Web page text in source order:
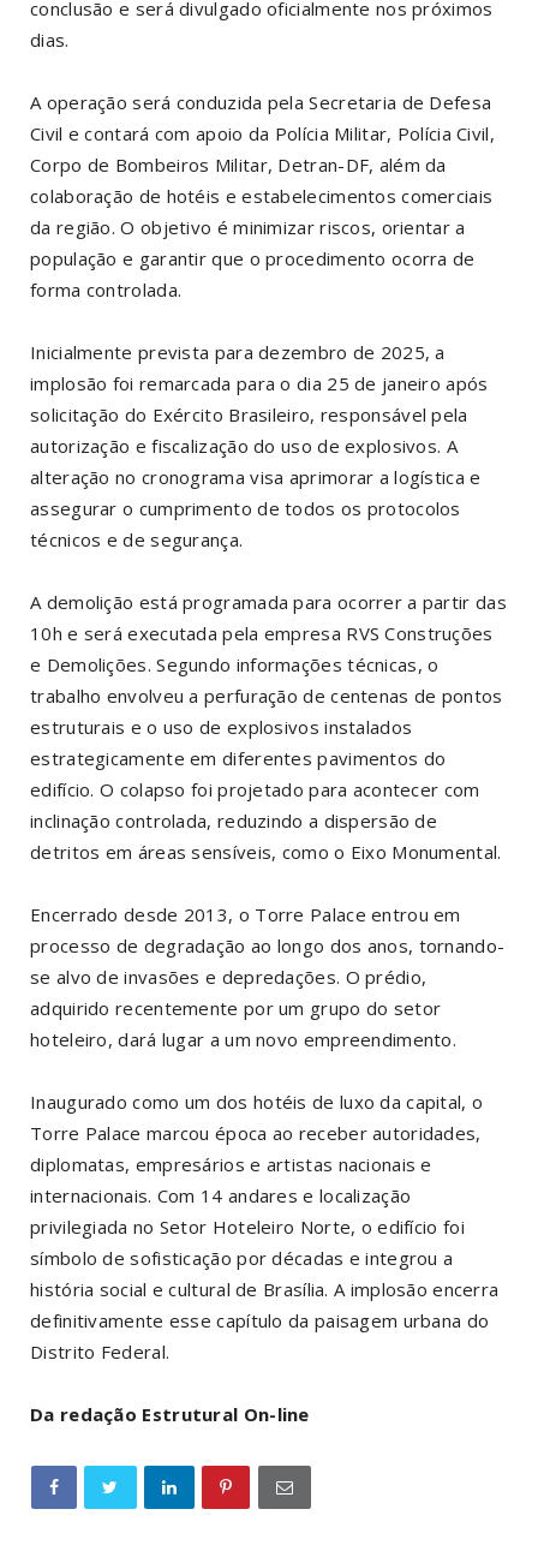
conclusão e será divulgado oficialmente nos próximos
dias.
A operação será conduzida pela Secretaria de Defesa
Civil e contará com apoio da Polícia Militar, Polícia Civil,
Corpo de Bombeiros Militar, Detran-DF, além da
colaboração de hotéis e estabelecimentos comerciais
da região. O objetivo é minimizar riscos, orientar a
população e garantir que o procedimento ocorra de
forma controlada.
Inicialmente prevista para dezembro de 2025, a
implosão foi remarcada para o dia 25 de janeiro após
solicitação do Exército Brasileiro, responsável pela
autorização e fiscalização do uso de explosivos. A
alteração no cronograma visa aprimorar a logística e
assegurar o cumprimento de todos os protocolos
técnicos e de segurança.
A demolição está programada para ocorrer a partir das
10h e será executada pela empresa RVS Construções
e Demolições. Segundo informações técnicas, o
trabalho envolveu a perfuração de centenas de pontos
estruturais e o uso de explosivos instalados
estrategicamente em diferentes pavimentos do
edifício. O colapso foi projetado para acontecer com
inclinação controlada, reduzindo a dispersão de
detritos em áreas sensíveis, como o Eixo Monumental.
Encerrado desde 2013, o Torre Palace entrou em
processo de degradação ao longo dos anos, tornando-
se alvo de invasões e depredações. O prédio,
adquirido recentemente por um grupo do setor
hoteleiro, dará lugar a um novo empreendimento.
Inaugurado como um dos hotéis de luxo da capital, o
Torre Palace marcou época ao receber autoridades,
diplomatas, empresários e artistas nacionais e
internacionais. Com 14 andares e localização
privilegiada no Setor Hoteleiro Norte, o edifício foi
símbolo de sofisticação por décadas e integrou a
história social e cultural de Brasília. A implosão encerra
definitivamente esse capítulo da paisagem urbana do
Distrito Federal.
Da redação Estrutural On-line